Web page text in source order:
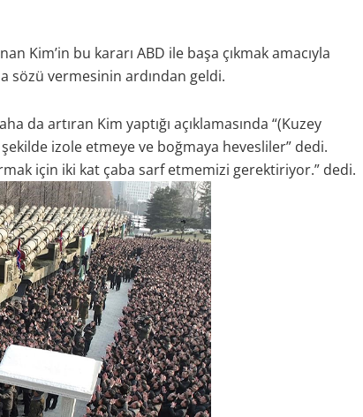
Kim’in bu kararı ABD ile başa çıkmak amacıyla
sözü vermesinin ardından geldi.
da artıran Kim yaptığı açıklamasında “(Kuzey
izole etmeye ve boğmaya hevesliler” dedi.
için iki kat çaba sarf etmemizi gerektiriyor.” dedi.